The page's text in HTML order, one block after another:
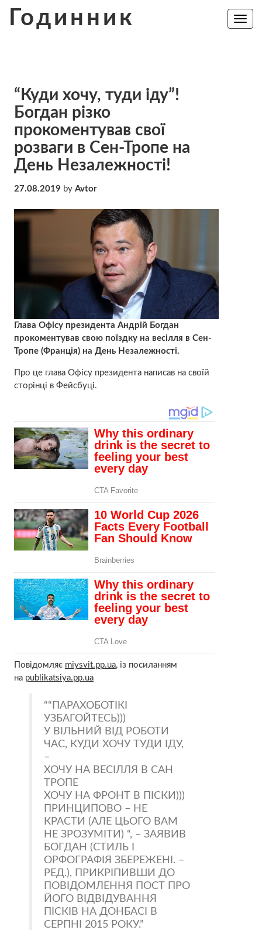
Годинник
Toggle
“Куди хочу, туди іду”!
Богдан різко
прокоментував свої
розваги в Сен-Тропе на
День Незалежності!
27.08.2019 by Avtor
Глава Офісу президента Андрій Богдан
прокоментував свою поїздку на весілля в Сен-
Тропе (Франція) на День Незалежності.
Про це глава Офісу президента написав на своїй
сторінці в Фейсбуці.
Повідомляє miysvit.pp.ua, із посиланням
на publikatsiya.pp.ua
“ПАРАХОБОТІКІ
УЗБАГОЙТЕСЬ)))
У ВІЛЬНИЙ ВІД РОБОТИ
ЧАС, КУДИ ХОЧУ ТУДИ ІДУ,
–
ХОЧУ НА ВЕСІЛЛЯ В САН
ТРОПЕ
ХОЧУ НА ФРОНТ В ПІСКИ)))
ПРИНЦИПОВО – НЕ
КРАСТИ (АЛЕ ЦЬОГО ВАМ
НЕ ЗРОЗУМІТИ) “, – ЗАЯВИВ
БОГДАН (СТИЛЬ І
ОРФОГРАФІЯ ЗБЕРЕЖЕНІ. –
РЕД.), ПРИКРІПИВШИ ДО
ПОВІДОМЛЕННЯ ПОСТ ПРО
ЙОГО ВІДВІДУВАННЯ
ПІСКІВ НА ДОНБАСІ В
СЕРПНІ 2015 РОКУ.